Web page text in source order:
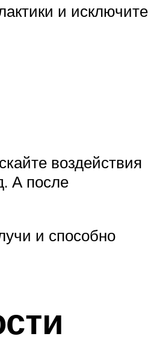
и исключите
воздействия
А после
и способно